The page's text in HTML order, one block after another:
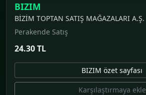
BIZIM
BİZİM TOPTAN SATIŞ MAĞAZALARI A.Ş.
Perakende Satış
24.30 TL
BIZIM özet sayfası
Karşılaştırmaya ekle